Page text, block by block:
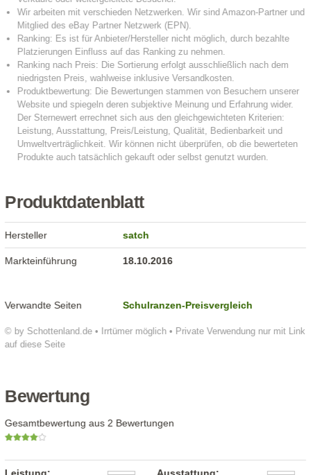
Produktdatenblatt
© by Schottenland.de • Irrtümer möglich • Private Verwendung nur mit Link
auf diese Seite
Hersteller satch
Markteinführung 18.10.2016
Verwandte Seiten Schulranzen-Preisvergleich
Bewertung
Gesamtbewertung aus 2 Bewertungen